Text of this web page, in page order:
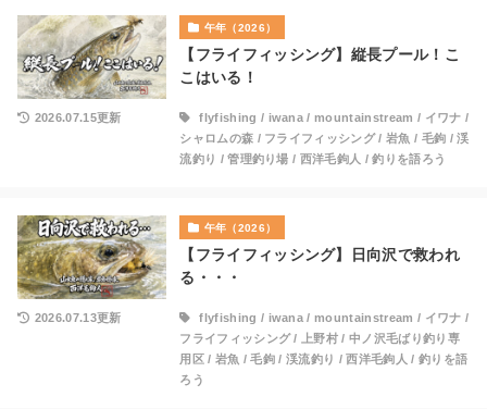
午年（2026）
【フライフィッシング】縦長プール！こ
こはいる！
2026.07.15更新 flyfishing / iwana /mountainstream / イワナ /
シャロムの森 / フライフィッシング/岩魚 / 毛鉤 /渓
流釣り /管理釣り場 / 西洋毛鉤人 /釣りを語ろう
午年（2026）
【フライフィッシング】日向沢で救われ
る・・・
2026.07.13更新 flyfishing / iwana /mountainstream / イワナ /
フライフィッシング/上野村 /中ノ沢毛ばり釣り専
用区/ 岩魚 /毛鉤 /渓流釣り /西洋毛鉤人 / 釣りを語
ろう